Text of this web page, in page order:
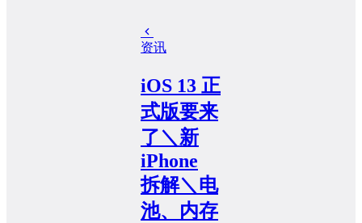
资讯
iOS 13 正
式版要来
了＼新
iPhone
拆解＼电
池、内存